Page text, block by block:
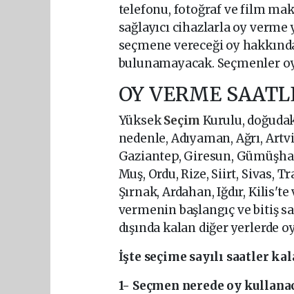
telefonu, fotoğraf ve film
sağlayıcı cihazlarla oy
seçmene vereceği oy
bulunamayacak. Seçmenler
OY VERME
YüksekSeçim Kurulu,
nedenle, Adıyaman, Ağrı,
Gaziantep, Giresun,
Muş, Ordu, Rize, Siirt, Sivas,
Şırnak, Ardahan, Iğdır,
vermenin başlangıç ve bitiş
dışında kalan diğer yerlerde
İşte seçime sayılı saatler
1- Seçmen nerede oy